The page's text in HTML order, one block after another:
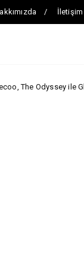
İletişim
Global İş Birliğini